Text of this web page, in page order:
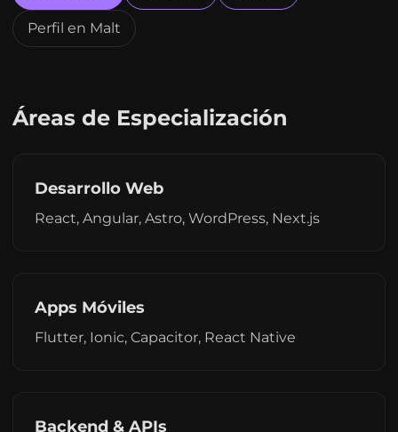
Perfil en Malt
Áreas de Especialización
Desarrollo Web
React, Angular, Astro, WordPress, Next.js
Apps Móviles
Flutter, Ionic, Capacitor, React Native
Backend & APIs